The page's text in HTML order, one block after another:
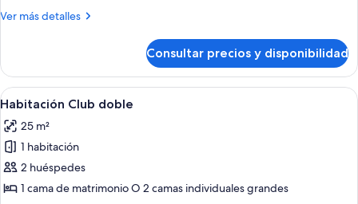
cama
Ver más detalles
Más
Estándar
con
cama
Niño
Consultar precios y disponibilidad
Abrir
todas
las
fotos
de
Habitación
Habitación de hotel con dos camas,
4
Habitación Club doble
25 m²
1 habitación
2 huéspedes
1 cama de matrimonio O 2 camas individuales grandes